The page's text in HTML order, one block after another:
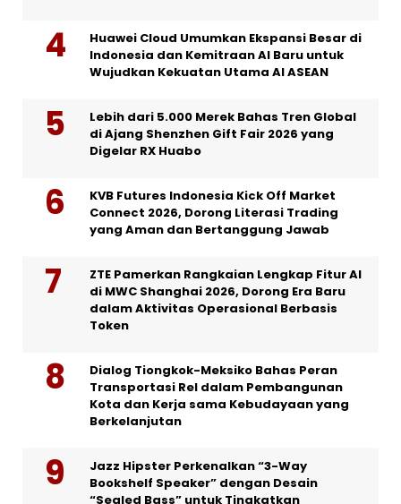
Huawei Cloud Umumkan Ekspansi Besar di
Indonesia dan Kemitraan AI Baru untuk
Wujudkan Kekuatan Utama AI ASEAN
Lebih dari 5.000 Merek Bahas Tren Global
di Ajang Shenzhen Gift Fair 2026 yang
Digelar RX Huabo
KVB Futures Indonesia Kick Off Market
Connect 2026, Dorong Literasi Trading
yang Aman dan Bertanggung Jawab
ZTE Pamerkan Rangkaian Lengkap Fitur AI
di MWC Shanghai 2026, Dorong Era Baru
dalam Aktivitas Operasional Berbasis
Token
Dialog Tiongkok-Meksiko Bahas Peran
Transportasi Rel dalam Pembangunan
Kota dan Kerja sama Kebudayaan yang
Berkelanjutan
Jazz Hipster Perkenalkan “3-Way
Bookshelf Speaker” dengan Desain
“Sealed Bass” untuk Tingkatkan